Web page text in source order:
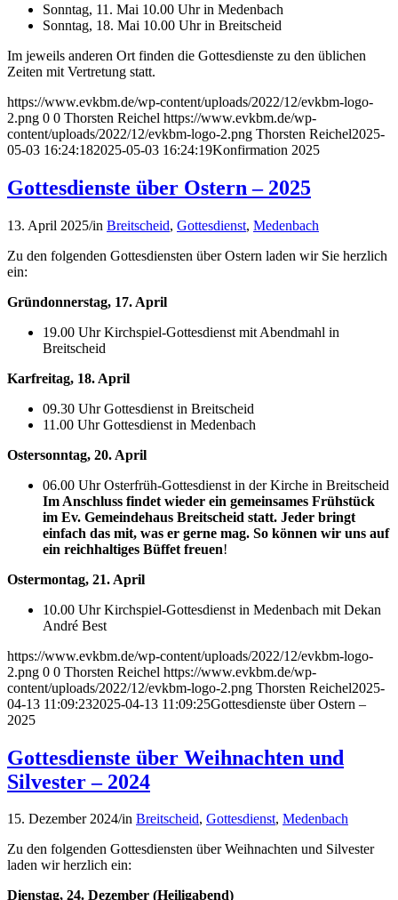
Sonntag, 11. Mai 10.00 Uhr in Medenbach
Sonntag, 18. Mai 10.00 Uhr in Breitscheid
Im jeweils anderen Ort finden die Gottesdienste zu den üblichen
Zeiten mit Vertretung statt.
https://www.evkbm.de/wp-content/uploads/2022/12/evkbm-logo-
2.png 0 0 Thorsten Reichel https://www.evkbm.de/wp-
content/uploads/2022/12/evkbm-logo-2.png Thorsten Reichel2025-
05-03 16:24:182025-05-03 16:24:19Konfirmation 2025
Gottesdienste über Ostern – 2025
13. April 2025/in Breitscheid, Gottesdienst, Medenbach
Zu den folgenden Gottesdiensten über Ostern laden wir Sie herzlich
ein:
Gründonnerstag, 17. April
19.00 Uhr Kirchspiel-Gottesdienst mit Abendmahl in
Breitscheid
Karfreitag, 18. April
09.30 Uhr Gottesdienst in Breitscheid
11.00 Uhr Gottesdienst in Medenbach
Ostersonntag, 20. April
06.00 Uhr Osterfrüh-Gottesdienst in der Kirche in Breitscheid
Im Anschluss findet wieder ein gemeinsames Frühstück
im Ev. Gemeindehaus Breitscheid statt. Jeder bringt
einfach das mit, was er gerne mag. So können wir uns auf
ein reichhaltiges Büffet freuen!
Ostermontag, 21. April
10.00 Uhr Kirchspiel-Gottesdienst in Medenbach mit Dekan
André Best
https://www.evkbm.de/wp-content/uploads/2022/12/evkbm-logo-
2.png 0 0 Thorsten Reichel https://www.evkbm.de/wp-
content/uploads/2022/12/evkbm-logo-2.png Thorsten Reichel2025-
04-13 11:09:232025-04-13 11:09:25Gottesdienste über Ostern –
2025
Gottesdienste über Weihnachten und
Silvester – 2024
15. Dezember 2024/in Breitscheid, Gottesdienst, Medenbach
Zu den folgenden Gottesdiensten über Weihnachten und Silvester
laden wir herzlich ein:
Dienstag, 24. Dezember (Heiligabend)